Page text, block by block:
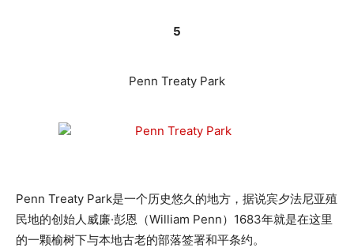
5
Penn Treaty Park
Penn Treaty Park是一个历史悠久的地方，据说宾夕法尼亚殖
民地的创始人威廉·彭恩（William Penn）1683年就是在这里
的一颗榆树下与本地古老的部落签署和平条约。